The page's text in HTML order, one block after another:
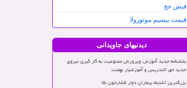
فیش حج
قیمت بیسیم موتورولا
دیدنیهای جاویدانی
بخشنامه جدید آموزش وپرورش ممنوعیت به کار گیری نیروی
جدید حق التدریس و آموزشیار نهضت
بزرگترین اشتباه بیماران دچار فشارخون بالا